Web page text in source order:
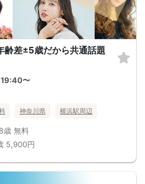
齢差±5歳だから共通話題
19:40〜
神奈川県 横浜駅周辺
歳 無料
5,900円